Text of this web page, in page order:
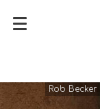
Menu
Rob Becker